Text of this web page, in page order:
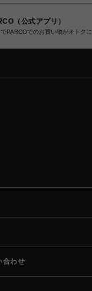
（公式アプリ）
PARCOでのお買い物がオトクに
合わせ